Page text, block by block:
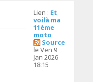
Lien : Et
voilà ma
11ème
moto
Source
le Ven 9
Jan 2026
18:15